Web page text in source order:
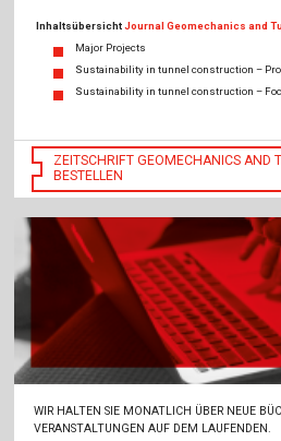
InhaltsübersichtJournal Geomechanics and
Major Projects
Sustainability in tunnel construction –
Sustainability in tunnel construction –
ZEITSCHRIFT GEOMECHANICS AND
BESTELLEN
WIR HALTEN SIE MONATLICH ÜBER NEUE
VERANSTALTUNGEN AUF DEM LAUFENDEN.